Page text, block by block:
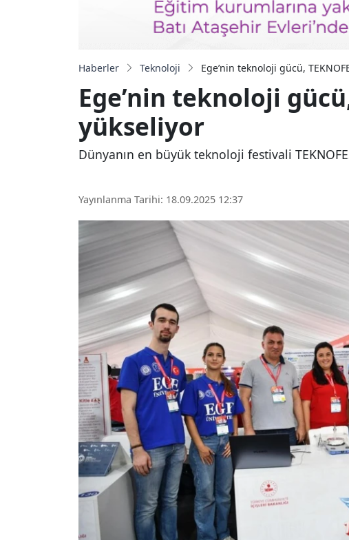
Haberler Teknoloji Ege’nin teknoloji gücü,
Ege’nin teknoloji
yükseliyor
Dünyanın en büyük teknoloji festivali
Yayınlanma Tarihi: 18.09.2025 12:37